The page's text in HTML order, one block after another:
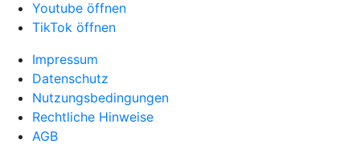
Youtube öffnen
TikTok öffnen
Impressum
Datenschutz
Nutzungsbedingungen
Rechtliche Hinweise
AGB